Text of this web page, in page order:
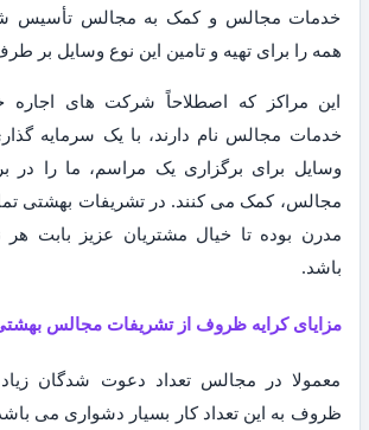
خدمات مجالس و کمک به مجالس تأسیس
همه را برای تهیه و تامین این نوع وسایل بر
این مراکز که اصطلاحاً شرکت های اجاره
خدمات مجالس نام دارند، با یک سرمایه
وسایل برای برگزاری یک مراسم، ما را در
مجالس، کمک می کنند. در تشریفات بهشتی
مدرن بوده تا خیال مشتریان عزیز بابت
باشد.
مزایای کرایه ظروف از تشریفات مجالس
معمولا در مجالس تعداد دعوت شدگان
ظروف به این تعداد کار بسیار دشواری می